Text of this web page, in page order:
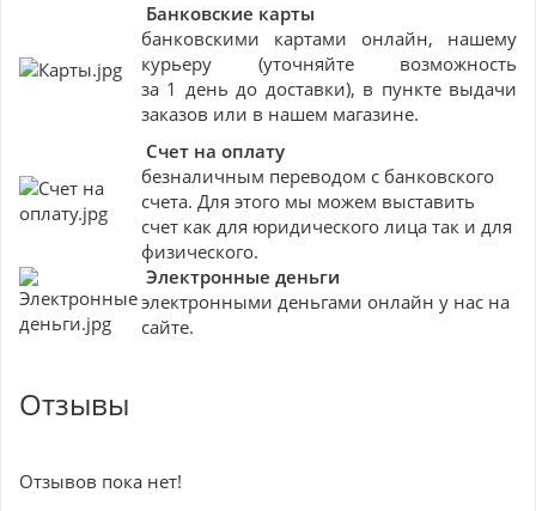
Банковские карты
банковскими картами онлайн, нашему
курьеру (уточняйте возможность
за 1 день до доставки), в пункте выдачи
заказов или в нашем магазине.
Счет на оплату
безналичным переводом с банковского
счета. Для этого мы можем выставить
счет как для юридического лица так и для
физического.
Электронные деньги
электронными деньгами онлайн у нас на
сайте.
Отзывы
Отзывов пока нет!